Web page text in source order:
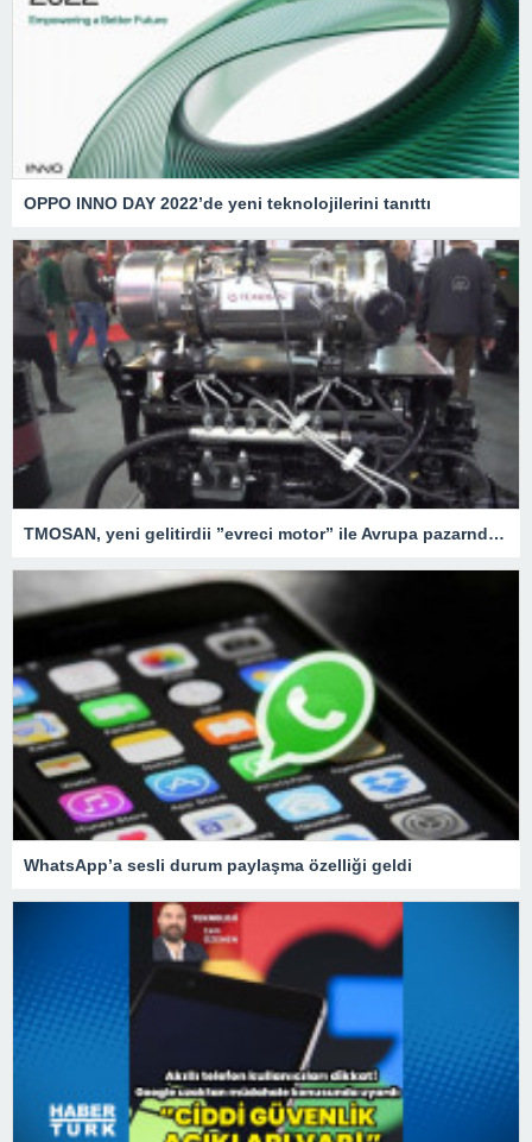
OPPO INNO DAY 2022’de yeni teknolojilerini tanıttı
TMOSAN, yeni gelitirdii ”evreci motor” ile Avrupa pazarnda hzla bymeyi hedefliyor
WhatsApp’a sesli durum paylaşma özelliği geldi